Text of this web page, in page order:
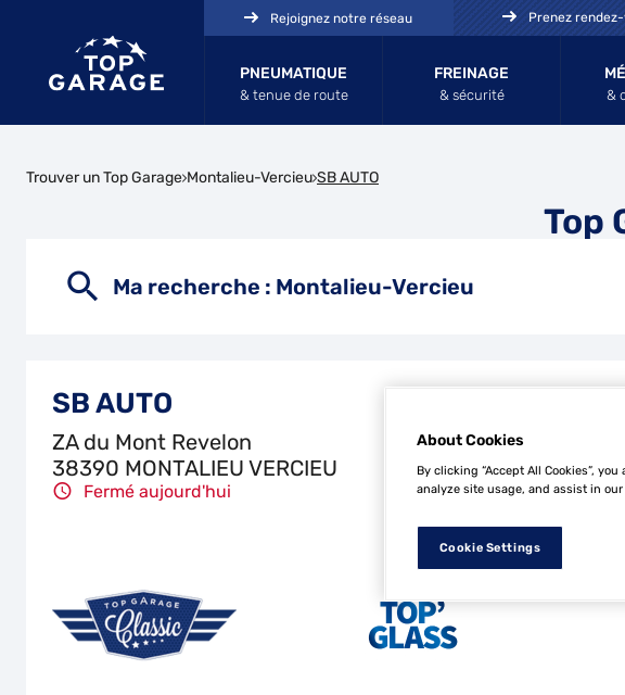
PNEUMATIQUE
& tenue de route
FREINAGE
& sécurité &
Rejoignez notre réseau Prenez
Trouver un Top Garage Montalieu-Vercieu SB AUTO
Top
Ma recherche : Montalieu-Vercieu
SB AUTO
ZA du Mont Revelon
38390 MONTALIEU VERCIEU
Fermé aujourd'hui
About Cookies
By clicking “Accept All Cookies”,
analyze site usage, and assist in
Cookie Settings